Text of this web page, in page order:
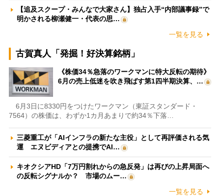
【追及スクープ・みんなで大家さん】独占入手“内部議事録”で
明かされる柳瀬健一・代表の思…
一覧を見る
古賀真人「発掘！好決算銘柄」
《株価34％急落のワークマンに特大反転の期待》
6月の売上低迷を吹き飛ばす第1四半期決算、…
6月3日に8330円をつけたワークマン（東証スタンダード・
7564）の株価は、わずか1カ月あまりで約34％下落…
三菱重工が「AIインフラの新たな主役」として再評価される気
運 エヌビディアとの提携でAI…
キオクシアHD「7万円割れからの急反発」は再びの上昇局面へ
の反転シグナルか？ 市場のムー…
一覧を見る